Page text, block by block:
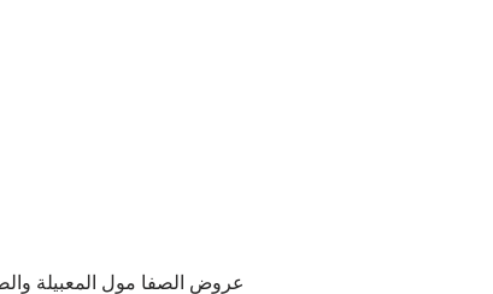
عروض الصفا مول المعبيلة